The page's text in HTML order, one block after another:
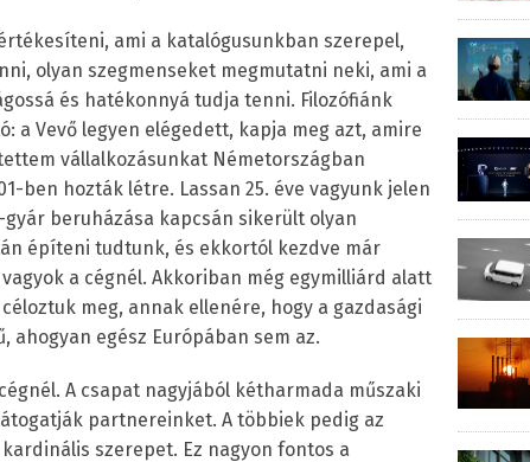
ami a katalógusunkban szerepel,
olyan szegmenseket megmutatni neki, ami a
és hatékonnyá tudja tenni. Filozófiánk
a Vevő legyen elégedett, kapja meg azt, amire
vállalkozásunkat Németországban
ben hozták létre. Lassan 25. éve vagyunk jelen
beruházása kapcsán sikerült olyan
építeni tudtunk, és ekkortól kezdve már
a cégnél. Akkoriban még egymilliárd alatt
meg, annak ellenére, hogy a gazdasági
ahogyan egész Európában sem az.
A csapat nagyjából kétharmada műszaki
partnereinket. A többiek pedig az
szerepet. Ez nagyon fontos a